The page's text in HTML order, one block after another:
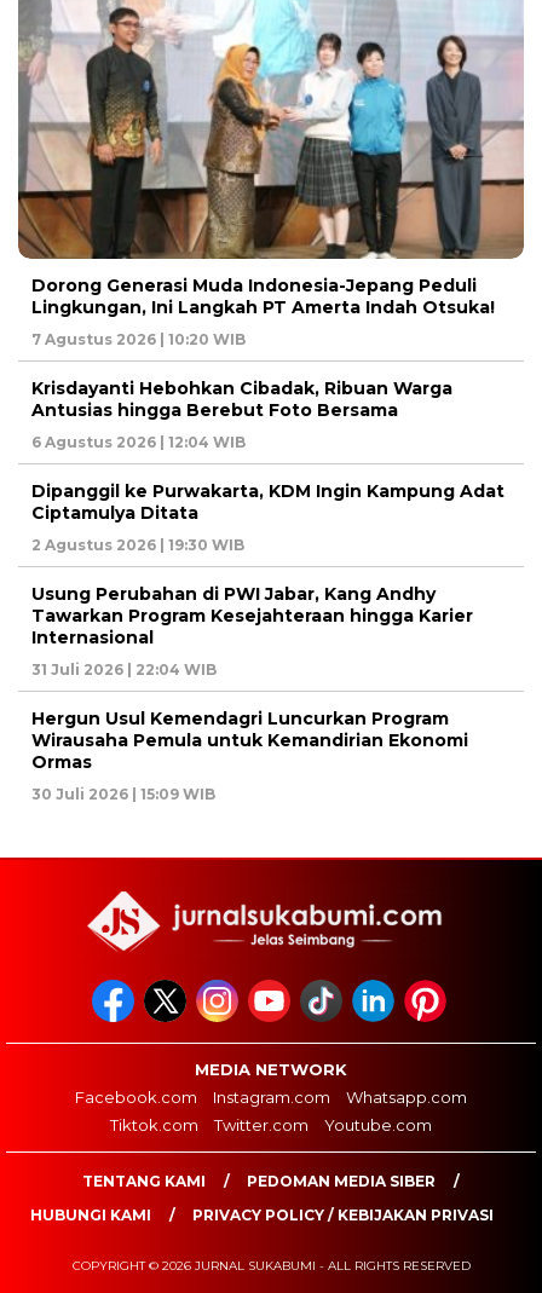
Dorong Generasi Muda Indonesia-Jepang Peduli
Lingkungan, Ini Langkah PT Amerta Indah Otsuka!
7 Agustus 2026 | 10:20 WIB
Krisdayanti Hebohkan Cibadak, Ribuan Warga
Antusias hingga Berebut Foto Bersama
6 Agustus 2026 | 12:04 WIB
Dipanggil ke Purwakarta, KDM Ingin Kampung Adat
Ciptamulya Ditata
2 Agustus 2026 | 19:30 WIB
Usung Perubahan di PWI Jabar, Kang Andhy
Tawarkan Program Kesejahteraan hingga Karier
Internasional
31 Juli 2026 | 22:04 WIB
Hergun Usul Kemendagri Luncurkan Program
Wirausaha Pemula untuk Kemandirian Ekonomi
Ormas
30 Juli 2026 | 15:09 WIB
MEDIA NETWORK
Facebook.com
Instagram.com
Whatsapp.com
Tiktok.com
Twitter.com Youtube.com
TENTANG KAMI
PEDOMAN MEDIA SIBER
HUBUNGI KAMI
PRIVACY POLICY / KEBIJAKAN PRIVASI
COPYRIGHT © 2026 JURNAL SUKABUMI - ALL RIGHTS RESERVED